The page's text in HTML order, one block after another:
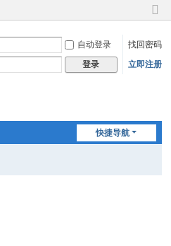
切
到
窄
自动登录
找回密码
登录 立即注册
快捷导航